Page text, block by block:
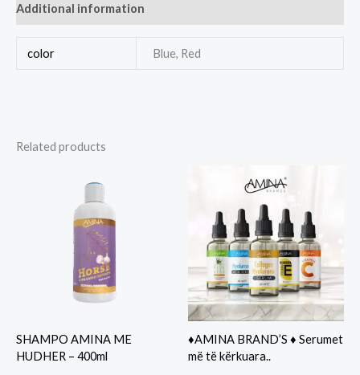
Additional information
color Blue, Red
Related products
SHAMPO AMINA ME
HUDHER – 400ml
♦️AMINA BRAND’S ♦️ Serumet
më të kërkuara..